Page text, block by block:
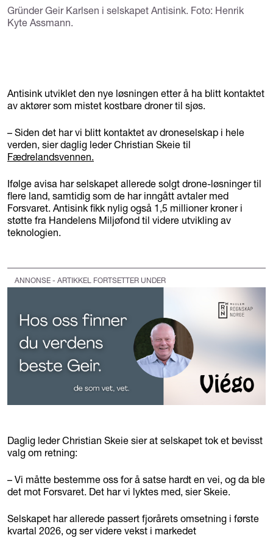
Gründer Geir Karlsen i selskapet Antisink. Foto: Henrik
Kyte Assmann.
Antisink utviklet den nye løsningen etter å ha blitt kontaktet
av aktører som mistet kostbare droner til sjøs.
– Siden det har vi blitt kontaktet av droneselskap i hele
verden, sier daglig leder Christian Skeie til
Fædrelandsvennen.
Ifølge avisa har selskapet allerede solgt drone-løsninger til
flere land, samtidig som de har inngått avtaler med
Forsvaret. Antisink fikk nylig også 1,5 millioner kroner i
støtte fra Handelens Miljøfond til videre utvikling av
teknologien.
ANNONSE - ARTIKKEL FORTSETTER UNDER
Daglig leder Christian Skeie sier at selskapet tok et bevisst
valg om retning:
– Vi måtte bestemme oss for å satse hardt en vei, og da ble
det mot Forsvaret. Det har vi lyktes med, sier Skeie.
Selskapet har allerede passert fjorårets omsetning i første
kvartal 2026, og ser videre vekst i markedet